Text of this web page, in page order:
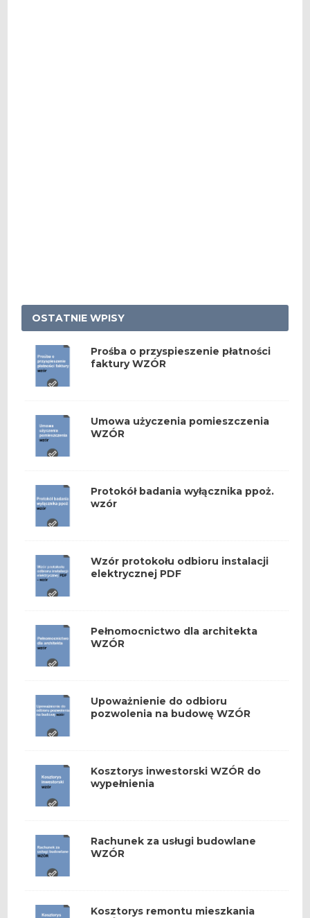
OSTATNIE WPISY
Prośba o przyspieszenie płatności
faktury WZÓR
Umowa użyczenia pomieszczenia
WZÓR
Protokół badania wyłącznika ppoż.
wzór
Wzór protokołu odbioru instalacji
elektrycznej PDF
Pełnomocnictwo dla architekta
WZÓR
Upoważnienie do odbioru
pozwolenia na budowę WZÓR
Kosztorys inwestorski WZÓR do
wypełnienia
Rachunek za usługi budowlane
WZÓR
Kosztorys remontu mieszkania